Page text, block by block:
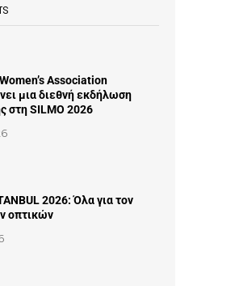
Association
μια διεθνή εκδήλωση
στη SILMO 2026
2026: Όλα για τον
οπτικών